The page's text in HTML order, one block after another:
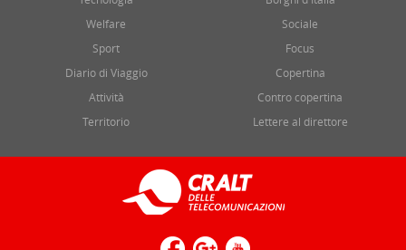
Welfare
Sport
Diario di Viaggio
Attività
Territorio
Sociale
Focus
Copertina
Contro copertina
Lettere al direttore